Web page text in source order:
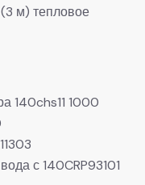
м) тепловое
140chs11 1000
с 140CRP93101